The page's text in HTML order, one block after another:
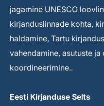
jagamine UNESCO
kirjanduslinnade kohta,
haldamine, Tartu
vahendamine, asutuste
koordineerimine..
Eesti Kirjanduse Selts